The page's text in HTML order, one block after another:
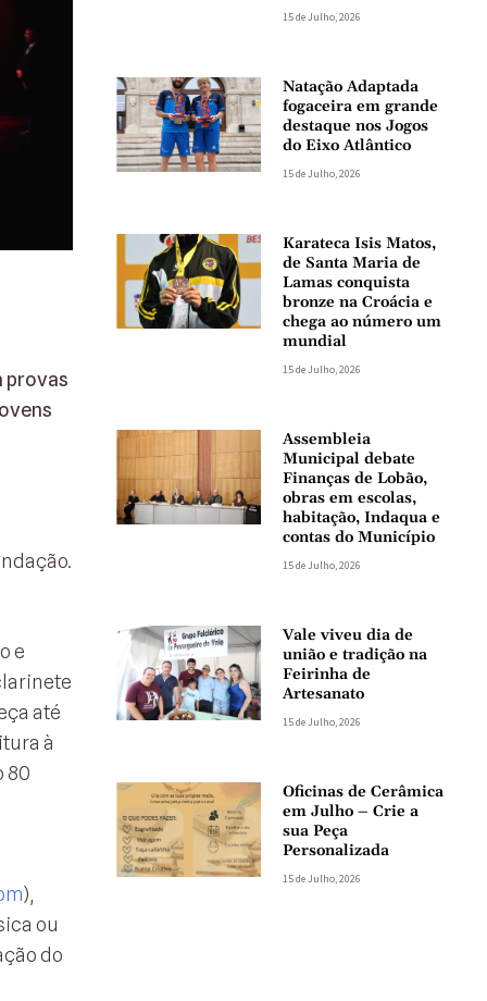
provas
e
até
à
80
),
ou
do
15 de Julho, 2026
Natação Adaptada
fogaceira em grande
destaque nos Jogos
do Eixo Atlântico
15 de Julho, 2026
Karateca Isis Matos,
de Santa Maria de
Lamas conquista
bronze na Croácia e
chega ao número um
mundial
15 de Julho, 2026
Assembleia
Municipal debate
Finanças de Lobão,
obras em escolas,
habitação, Indaqua e
contas do Município
15 de Julho, 2026
Vale viveu dia de
união e tradição na
Feirinha de
Artesanato
15 de Julho, 2026
Oficinas de Cerâmica
em Julho – Crie a
sua Peça
Personalizada
15 de Julho, 2026